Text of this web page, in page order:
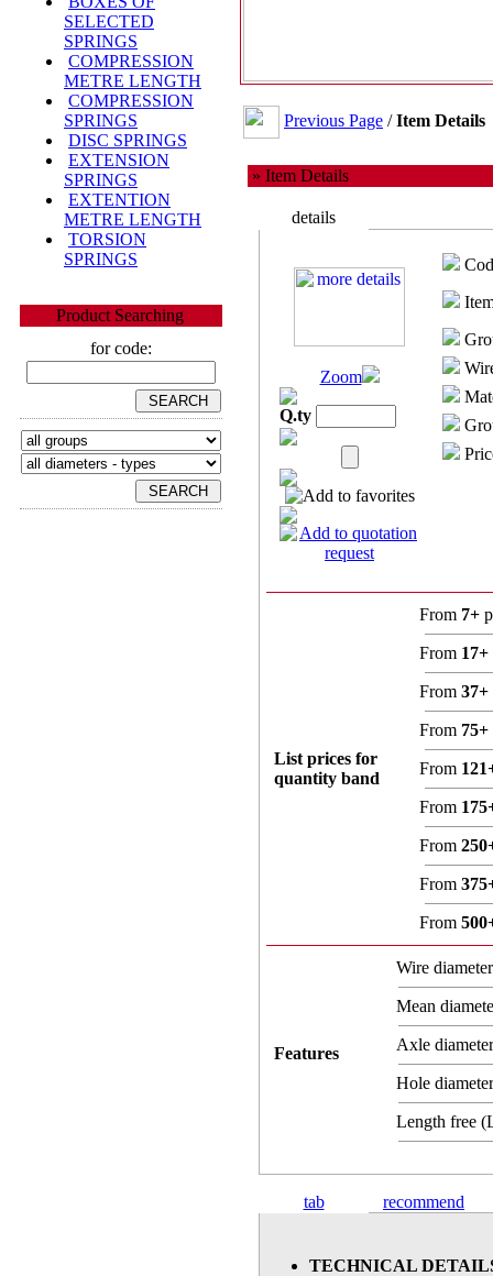
SELECTED
SPRINGS
COMPRESSION
METRE LENGTH
COMPRESSION
SPRINGS
DISC SPRINGS
EXTENSION
SPRINGS
EXTENTION
METRE LENGTH
TORSION
SPRINGS
Product Searching
for code:
Previous Page /Item Details
» Item Details
details
Zoom
Q.ty
List prices for
quantity band
From 7+
From 17+
From 37+
From 75+
From
From
From
From
From
Features
Wire
Mean
Axle
Hole
Length free
tab recommend
TECHNICAL